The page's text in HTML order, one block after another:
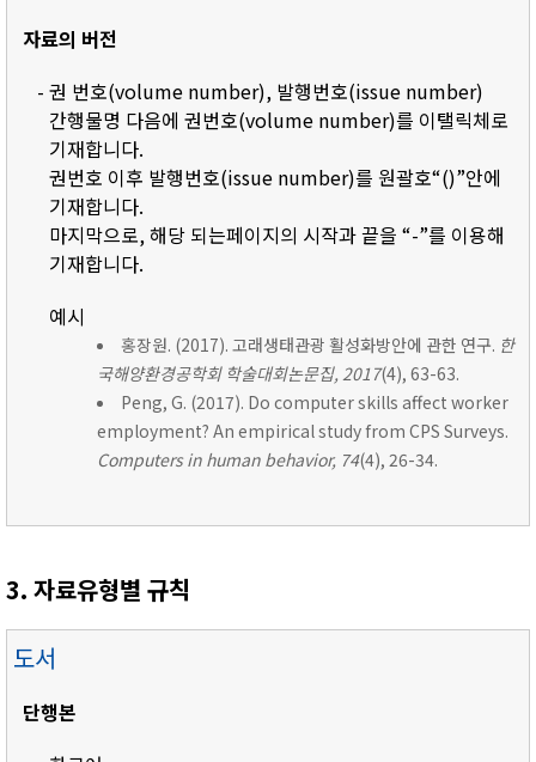
자료의 버전
- 권 번호(volume number), 발행번호(issue number)
간행물명 다음에 권번호(volume number)를 이탤릭체로
기재합니다.
권번호 이후 발행번호(issue number)를 원괄호“()”안에
기재합니다.
마지막으로, 해당 되는페이지의 시작과 끝을 “-”를 이용해
기재합니다.
예시
홍장원. (2017). 고래생태관광 활성화방안에 관한 연구. 한
국해양환경공학회 학술대회논문집, 2017(4), 63-63.
Peng, G. (2017). Do computer skills affect worker
employment? An empirical study from CPS Surveys.
Computers in human behavior, 74(4), 26-34.
3. 자료유형별 규칙
도서
단행본